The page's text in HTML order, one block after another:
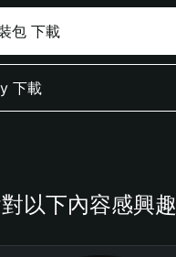
包 下載
下載
以下內容感興趣